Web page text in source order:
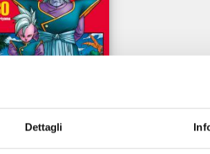
Dettagli